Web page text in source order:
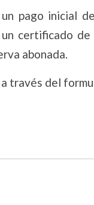
pago inicial
certificado
abonada.
través del